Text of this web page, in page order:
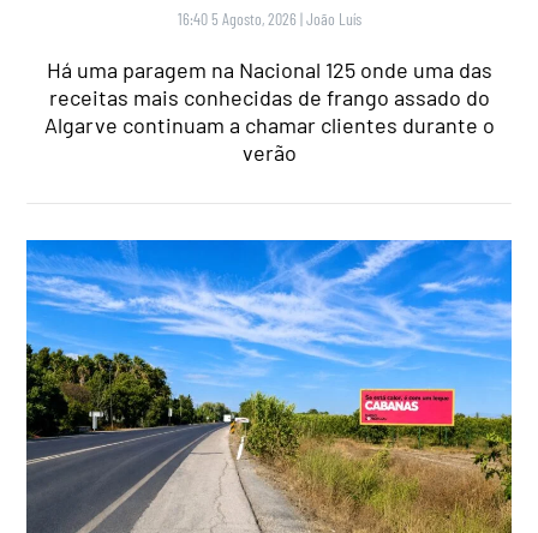
16:40 5 Agosto, 2026 |João Luís
Há uma paragem na Nacional 125 onde uma das
receitas mais conhecidas de frango assado do
Algarve continuam a chamar clientes durante o
verão